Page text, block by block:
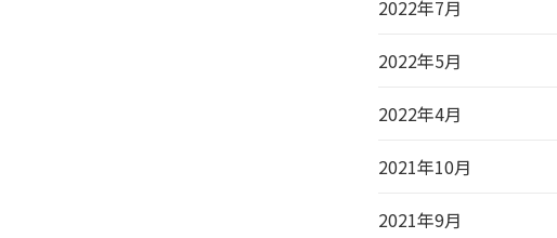
2022年7月
2022年5月
2022年4月
2021年10月
2021年9月